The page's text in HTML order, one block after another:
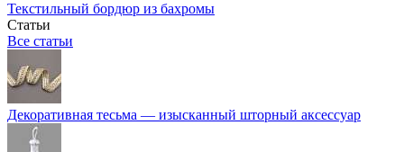
Текстильный бордюр из бахромы
Статьи
Все статьи
Декоративная тесьма — изысканный шторный аксессуар